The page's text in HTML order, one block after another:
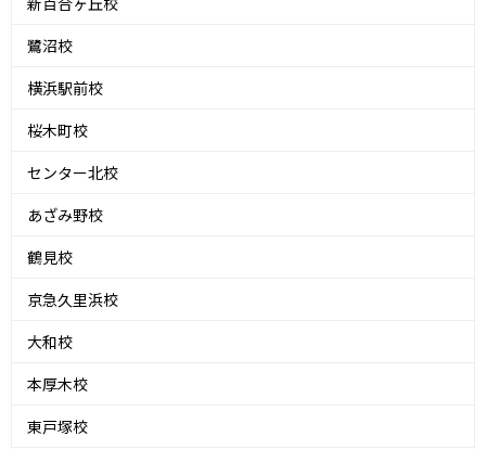
鷺沼校
横浜駅前校
桜木町校
センター北校
あざみ野校
鶴見校
京急久里浜校
大和校
本厚木校
東戸塚校